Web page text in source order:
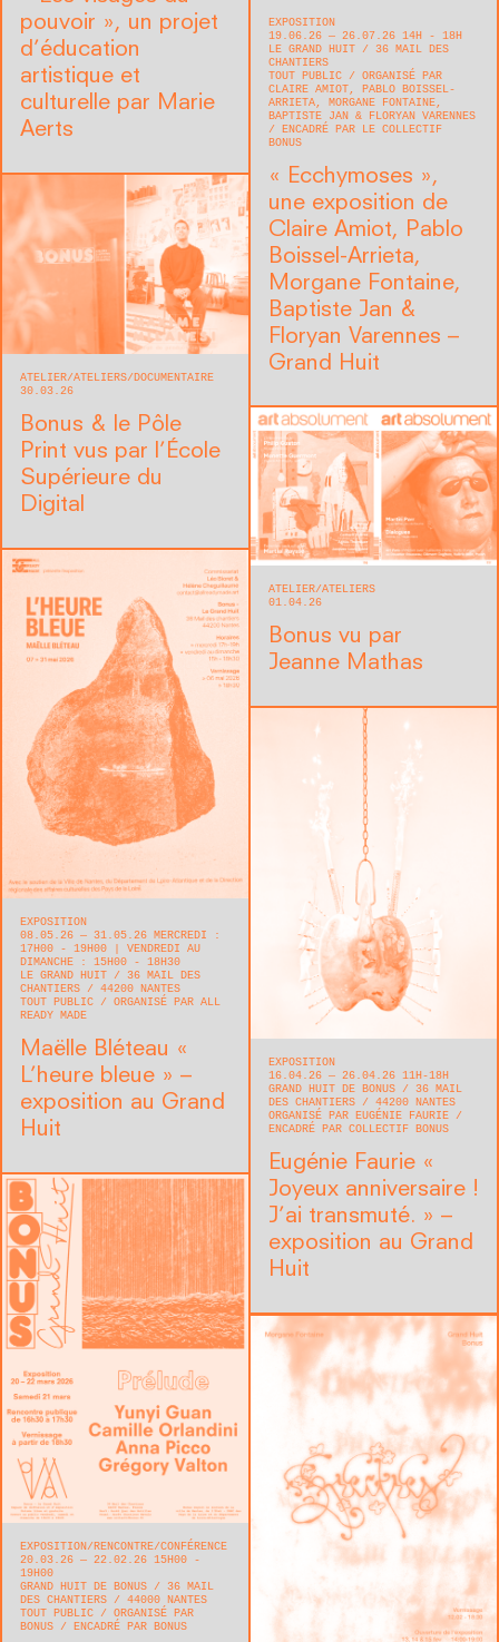
pouvoir », un projet
d’éducation
artistique et
culturelle par Marie
Aerts
EXPOSITION
19.06.26 — 26.07.26 14H - 18H
LE GRAND HUIT
36 MAIL DES
CHANTIERS
TOUT PUBLIC
ORGANISÉ PAR
CLAIRE AMIOT, PABLO BOISSEL-
ARRIETA, MORGANE FONTAINE,
BAPTISTE JAN & FLORYAN VARENNES
ENCADRÉ PAR LE COLLECTIF
BONUS
« Ecchymoses »,
une exposition de
Claire Amiot, Pablo
Boissel-Arrieta,
Morgane Fontaine,
Baptiste Jan &
Floryan Varennes –
Grand Huit
ATELIER ATELIERS
DOCUMENTAIRE
30.03.26
Bonus & le Pôle
Print vus par l’École
Supérieure du
Digital
ATELIER ATELIERS
01.04.26
Bonus vu par
Jeanne Mathas
EXPOSITION
08.05.26 — 31.05.26 MERCREDI :
17H00 - 19H00 | VENDREDI AU
DIMANCHE : 15H00 - 18H30
LE GRAND HUIT
36 MAIL DES
CHANTIERS
44200 NANTES
TOUT PUBLIC
ORGANISÉ PAR ALL
READY MADE
Maëlle Bléteau « ​
L’heure bleue » –
exposition au Grand
Huit
EXPOSITION
16.04.26 — 26.04.26 11H-18H
GRAND HUIT DE BONUS
36 MAIL
DES CHANTIERS
44200 NANTES
ORGANISÉ PAR EUGÉNIE FAURIE
ENCADRÉ PAR COLLECTIF BONUS
Eugénie Faurie « ​
Joyeux anniversaire !
J’ai transmuté. » –
exposition au Grand
Huit
EXPOSITION
RENCONTRE/CONFÉRENCE
20.03.26 — 22.02.26 15H00 -
19H00
GRAND HUIT DE BONUS
36 MAIL
DES CHANTIERS
44000 NANTES
TOUT PUBLIC
ORGANISÉ PAR
BONUS
ENCADRÉ PAR BONUS